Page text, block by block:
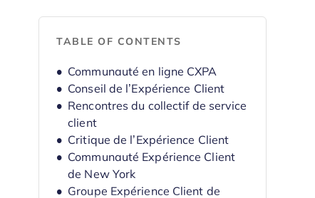
TABLE OF CONTENTS
Communauté en ligne CXPA
Conseil de l’Expérience Client
Rencontres du collectif de service
client
Critique de l’Expérience Client
Communauté Expérience Client
de New York
Groupe Expérience Client de